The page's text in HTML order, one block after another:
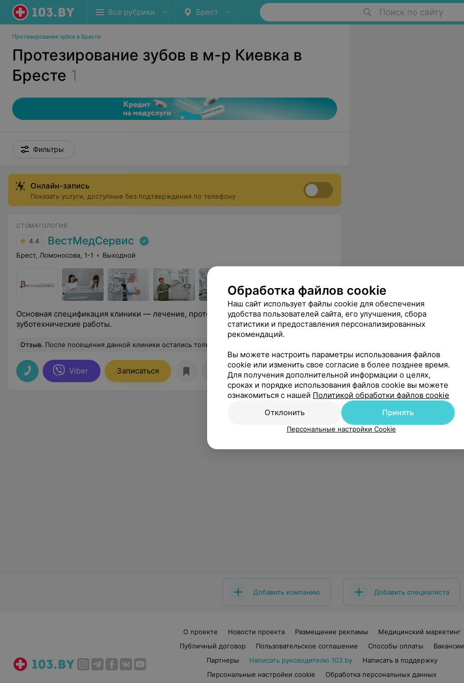
Все рубрики Брест Поиск по сайту
Протезирование зубов в Бресте
Протезирование зубов в м-р Киевка в
Бресте 1
Фильтры
Онлайн-запись
Показать услуги, доступные без подтверждения по телефону
СТОМАТОЛОГИЯ
4.4 ВестМедСервис
Брест, Ломоносова, 1-1 Выходной
Основная спецификация клиники — лечение, протезирование, имплантация,
зуботехнические работы.
Отзыв. После посещения данной клиники остались только хорошие впечатления. Очень милые и приветливые девочки-администраторы, выслушали меня и сориентировали к какому доктору обратиться. На консультации была у стоматолога-ортопеда Евгения Викторовича. На консультации объяснил порядок прохождения необходимых процедур всё подробно. Во время проведения процедур Евгением Валерьевичем у меня не было никакого дискомфорта и болей. Врач всё провёл деликатно и достаточно профессионально. Очень довольна, что обратилась именно в эту стомотологическую клинику и к непосредственно к Евгению Валерьевичу. Отличный доктор!
Viber Записаться Отзывы25
Добавить компанию Добавить специалиста
О проекте Новости проекта Размещение рекламы
Медицинский маркетинг
Публичный договор
Пользовательское соглашение Способы оплаты
Вакансии
Партнеры
Написать руководителю 103.by
Написать в поддержку
Персональные настройки cookie
Обработка персональных данных
Обработка файлов cookie
Наш сайт использует файлы cookie для обеспечения
удобства пользователей сайта, его улучшения, сбора
статистики и предоставления персонализированных
рекомендаций.
Вы можете настроить параметры использования файлов
cookie или изменить свое согласие в более позднее время.
Для получения дополнительной информации о целях,
сроках и порядке использования файлов cookie вы можете
ознакомиться с нашей Политикой обработки файлов cookie
Отклонить
Принять
Персональные настройки Cookie